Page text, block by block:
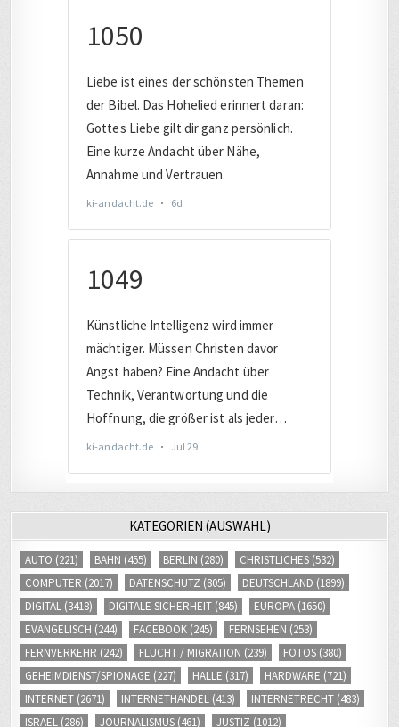
KATEGORIEN (AUSWAHL)
AUTO (221) BAHN (455) BERLIN (280) CHRISTLICHES (532)
COMPUTER (2017) DATENSCHUTZ (805) DEUTSCHLAND (1899)
DIGITAL (3418) DIGITALE SICHERHEIT (845) EUROPA (1650)
EVANGELISCH (244) FACEBOOK (245) FERNSEHEN (253)
FERNVERKEHR (242) FLUCHT / MIGRATION (239) FOTOS (380)
GEHEIMDIENST/SPIONAGE (227) HALLE (317) HARDWARE (721)
INTERNET (2671) INTERNETHANDEL (413) INTERNETRECHT (483)
ISRAEL (286) JOURNALISMUS (461) JUSTIZ (1012)